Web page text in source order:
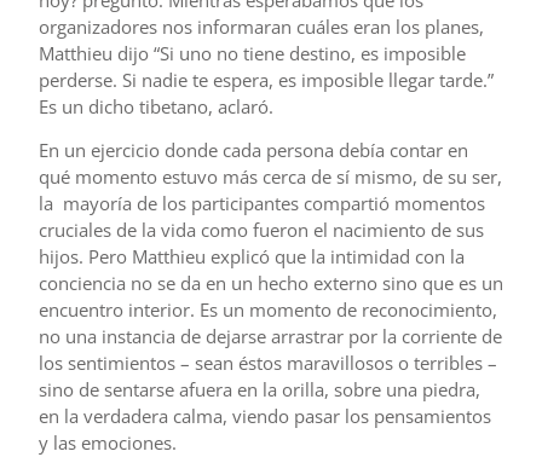
organizadores nos informaran cuáles eran los planes,
Matthieu dijo “Si uno no tiene destino, es imposible
perderse. Si nadie te espera, es imposible llegar tarde.”
Es un dicho tibetano, aclaró.
En un ejercicio donde cada persona debía contar en
qué momento estuvo más cerca de sí mismo, de su ser,
la mayoría de los participantes compartió momentos
cruciales de la vida como fueron el nacimiento de sus
hijos. Pero Matthieu explicó que la intimidad con la
conciencia no se da en un hecho externo sino que es un
encuentro interior. Es un momento de reconocimiento,
no una instancia de dejarse arrastrar por la corriente de
los sentimientos – sean éstos maravillosos o terribles –
sino de sentarse afuera en la orilla, sobre una piedra,
en la verdadera calma, viendo pasar los pensamientos
y las emociones.